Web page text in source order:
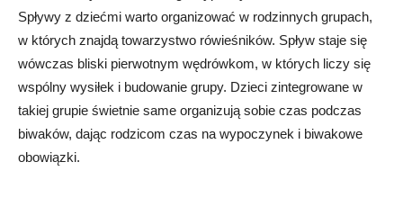
Spływy z dziećmi warto organizować w rodzinnych grupach,
w których znajdą towarzystwo rówieśników. Spływ staje się
wówczas bliski pierwotnym wędrówkom, w których liczy się
wspólny wysiłek i budowanie grupy. Dzieci zintegrowane w
takiej grupie świetnie same organizują sobie czas podczas
biwaków, dając rodzicom czas na wypoczynek i biwakowe
obowiązki.